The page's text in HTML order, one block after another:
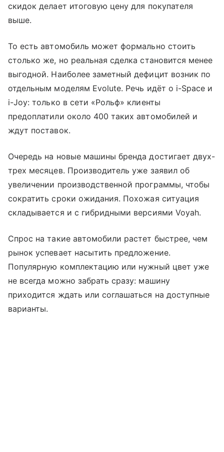
скидок делает итоговую цену для покупателя
выше.
То есть автомобиль может формально стоить
столько же, но реальная сделка становится менее
выгодной. Наиболее заметный дефицит возник по
отдельным моделям Evolute. Речь идёт о i-Space и
i-Joy: только в сети «Рольф» клиенты
предоплатили около 400 таких автомобилей и
ждут поставок.
Очередь на новые машины бренда достигает двух-
трех месяцев. Производитель уже заявил об
увеличении производственной программы, чтобы
сократить сроки ожидания. Похожая ситуация
складывается и с гибридными версиями Voyah.
Спрос на такие автомобили растет быстрее, чем
рынок успевает насытить предложение.
Популярную комплектацию или нужный цвет уже
не всегда можно забрать сразу: машину
приходится ждать или соглашаться на доступные
варианты.